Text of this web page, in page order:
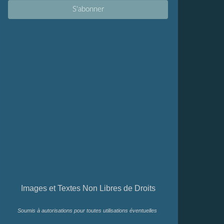
Images et Textes Non Libres de Droits
Soumis à autorisations pour toutes utilisations éventuelles